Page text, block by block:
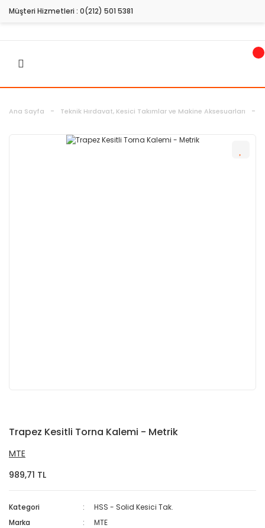
Müşteri Hizmetleri : 0(212) 501 5381
Ana Sayfa Teknik Hırdavat, Kesici Takımlar ve Makine Aksesuarları
Trapez Kesitli Torna Kalemi - Metrik
MTE
989,71 TL
Kategori
HSS - Solid Kesici Tak.
Marka
MTE